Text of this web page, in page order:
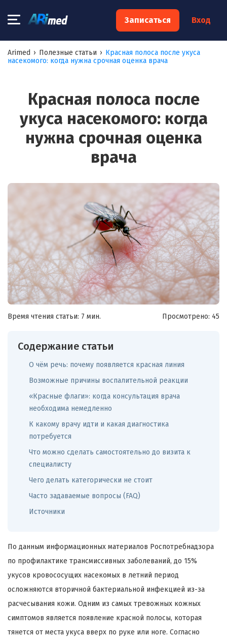
Записаться Вход
Arimed › Полезные статьи › Красная полоса после укуса
насекомого: когда нужна срочная оценка врача
Красная полоса после
укуса насекомого: когда
нужна срочная оценка
врача
Время чтения статьи: 7 мин. Просмотрено: 45
Содержание статьи
О чём речь: почему появляется красная линия
Возможные причины воспалительной реакции
«Красные флаги»: когда консультация врача
необходима немедленно
К какому врачу идти и какая диагностика
потребуется
Что можно сделать самостоятельно до визита к
специалисту
Чего делать категорически не стоит
Часто задаваемые вопросы (FAQ)
Источники
По данным информационных материалов Роспотребнадзора
по профилактике трансмиссивных заболеваний, до 15%
укусов кровососущих насекомых в летний период
осложняются вторичной бактериальной инфекцией из-за
расчесывания кожи. Одним из самых тревожных кожных
симптомов является появление красной полосы, которая
тянется от места укуса вверх по руке или ноге. Согласно
×
Запишитесь на консультацию к
специалисту
Ваш телефон:*
Я согласен наобработку моих персональных данных